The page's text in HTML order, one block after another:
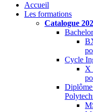
Accueil
Les formations
Catalogue
Bachelor
Cycle
X